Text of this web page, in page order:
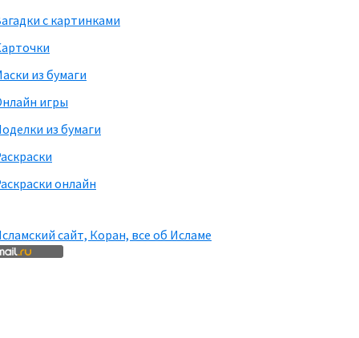
с картинками
из бумаги
игры
из бумаги
онлайн
сайт, Коран, все об Исламе